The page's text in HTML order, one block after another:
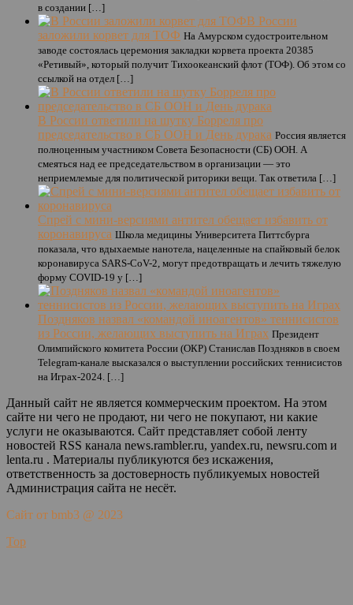
в создании […]
В России
заложили корвет для ТОФ На Амурском судостроительном
заводе состоялась церемония закладки корвета проекта 20385
«Ретивый», который получит Тихоокеанский флот (ТОФ). Об этом со
ссылкой на отдел […]
В России ответили на шутку Борреля про
председательство в СБ ООН и День дурака Россия является
полноценным участником Совета Безопасности (СБ) ООН. А
смеяться над ее председательством в организации — это
неприемлемые для политической риторики вещи. Так ответила […]
Спрей с мини-версиями антител обещает избавить от
коронавируса Школа медицины Университета Питтсбурга
показала, что вдыхаемые нанотела, нацеленные на спайковый белок
коронавируса SARS-CoV-2, могут предотвращать и лечить тяжелую
форму COVID-19 у […]
Поздняков назвал «командой иноагентов» теннисистов
из России, желающих выступить на Играх Президент
Олимпийского комитета России (ОКР) Станислав Поздняков в своем
Telegram-канале высказался о выступлении российских теннисистов
на Играх-2024. […]
Данный сайт не является коммерческим проектом. На этом
сайте ни чего не продают, ни чего не покупают, ни какие
услуги не оказываются. Сайт представляет собой ленту
новостей RSS канала news.rambler.ru, yandex.ru, newsru.com и
lenta.ru . Материалы публикуются без искажения,
ответственность за достоверность публикуемых новостей
Администрация сайта не несёт.
Сайт от bmb3 @ 2023
Top